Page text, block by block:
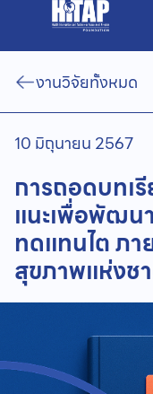
งานวิจัยทั้งหมด
10 มิถุนายน 2567
การถอดบทเ
แนะเพื่อพัฒน
ทดแทนไต ภา
สุขภาพแห่งช